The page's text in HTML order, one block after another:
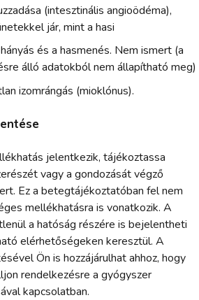
(intesztinális angioödéma),
jár, mint a hasi
és a hasmenés. Nem ismert (a
álló adatokból nem állapítható meg)
izomrángás (mioklónus).
jelentkezik, tájékoztassa
vagy a gondozását végző
Ez a betegtájékoztatóban fel nem
mellékhatásra is vonatkozik. A
a hatóság részére is bejelentheti
elérhetőségeken keresztül. A
Ön is hozzájárulhat ahhoz, hogy
rendelkezésre a gyógyszer
kapcsolatban.